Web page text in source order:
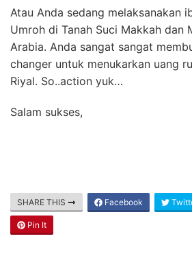
Atau Anda sedang melaksanakan
Umroh di Tanah Suci Makkah dan
Arabia. Anda sangat sangat
changer untuk menukarkan uang
Riyal. So..action yuk…
Salam sukses,
SHARE THIS Facebook
Pin It